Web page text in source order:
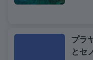
プラ
とセ